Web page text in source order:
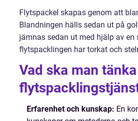
Flytspackel skapas genom att
Blandningen hälls sedan ut på
jämnas sedan ut med hjälp av
flytspacklingen har torkat och
Vad ska man
Erfarenhet och kunskap: En